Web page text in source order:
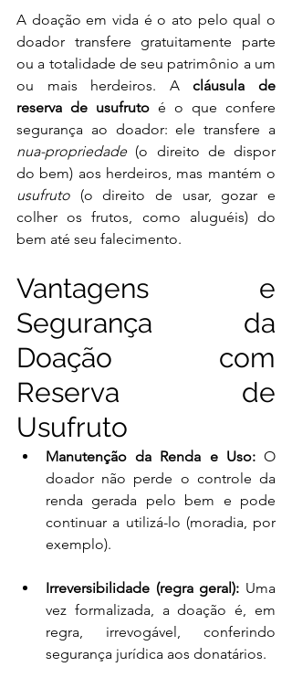
A doação em vida é o ato pelo qual o
doador transfere gratuitamente parte
ou a totalidade de seu patrimônio a um
ou mais herdeiros. A cláusula de
reserva de usufruto é o que confere
nua-propriedade (o direito de dispor
usufruto (o direito de usar, gozar e
colher os frutos, como aluguéis) do
bem até seu falecimento.
Vantagens e
Segurança da
Doação com
Reserva de
Usufruto
Manutenção da Renda e Uso: O
doador não perde o controle da
renda gerada pelo bem e pode
continuar a utilizá-lo (moradia, por
exemplo).
Irreversibilidade (regra geral): Uma
vez formalizada, a doação é, em
regra, irrevogável, conferindo
segurança jurídica aos donatários.